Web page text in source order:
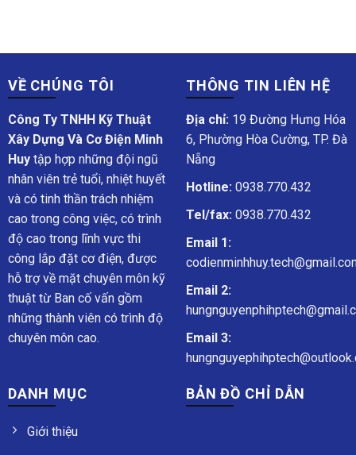
VỀ CHÚNG TÔI
Công Ty TNHH Kỹ Thuật
Xây Dựng Và Cơ Điện Minh
Huytập hợp những đội ngũ
nhân viên trẻ tuổi, nhiệt huyết
và có tinh thần trách nhiệm
cao trong công việc, có trình
độ cao trong lĩnh vực thi
công lắp đặt cơ điện, được
hỗ trợ về mặt chuyên môn kỹ
thuật từ Ban cố vấn gồm
những thành viên có trình độ
chuyên môn cao.
THÔNG TIN LIÊN HỆ
Địa chỉ:19 Đường Hưng Hóa
6, Phường Hòa Cường, TP. Đà
Nẵng
Hotline: 0938.770.432
Tel/fax: 0938.770.432
Email 1:
Email 2:
Email 3:
DANH MỤC
Giới thiệu
BẢN ĐỒ CHỈ DẪN